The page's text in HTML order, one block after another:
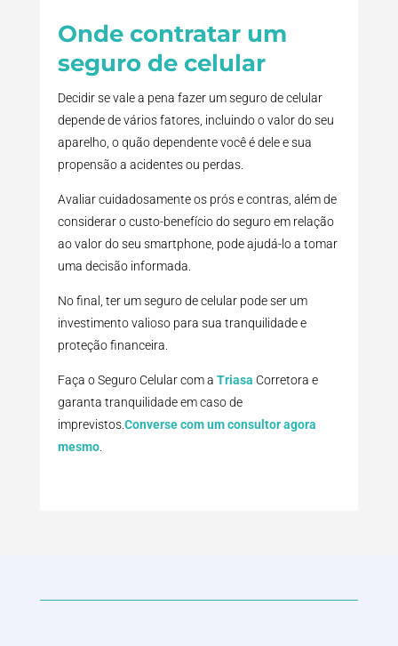
Onde contratar um
seguro de celular
Decidir se vale a pena fazer um seguro de celular
depende de vários fatores, incluindo o valor do seu
aparelho, o quão dependente você é dele e sua
propensão a acidentes ou perdas.
Avaliar cuidadosamente os prós e contras, além de
considerar o custo-benefício do seguro em relação
ao valor do seu smartphone, pode ajudá-lo a tomar
uma decisão informada.
No final, ter um seguro de celular pode ser um
investimento valioso para sua tranquilidade e
proteção financeira.
Faça o Seguro Celular com a Triasa Corretora e
garanta tranquilidade em caso de
imprevistos.Converse com um consultor agora
mesmo.